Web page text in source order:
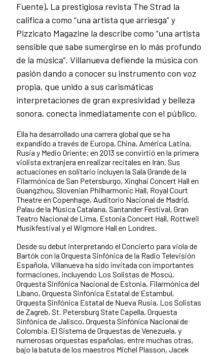
Fuente). La prestigiosa revista The Strad la
califica a como “una artista que arriesga” y
Pizzicato Magazine la describe como “una artista
sensible que sabe sumergirse en lo más profundo
de la música”. Villanueva defiende la música con
pasión dando a conocer su instrumento con voz
propia, que unido a sus carismáticas
interpretaciones de gran expresividad y belleza
sonora, conecta inmediatamente con el público.
Ella ha desarrollado una carrera global que se ha
expandido a través de Europa, China, América Latina,
Rusia y Medio Oriente; en 2013 se convirtió en la primera
violista extranjera en realizar recitales en Irán. Sus
actuaciones en solitario incluyen la Sala Grande de la
Filarmónica de San Petersburgo, Xinghai Concert Hall en
Guangzhou, Slovenian Philharmonic Hall, Royal Court
Theatre en Copenhage, Auditorio Nacional de Madrid,
Palau de la Música Catalana, Santander Festival, Gran
Teatro Nacional de Lima, Estonia Concert Hall, Rottweil
Musikfestival y el Wigmore Hall en Londres.
Desde su debut interpretando el Concierto para viola de
Bartók con la Orquesta Sinfónica de la Radio Televisión
Española, Villanueva ha sido invitada con importantes
formaciones, incluyendo Los Solistas de Moscú,
Orquesta Sinfónica Nacional de Estonia, Filarmónica del
Líbano, Orquesta Sinfónica Estatal de Estambul,
Orquesta Sinfónica Estatal de Nueva Rusia, Los Solistas
de Zagreb, St. Petersburg State Capella, Orquesta
Sinfónica de Jalisco, Orquesta Sinfónica Nacional de
Colombia, El Sistema de Orquestas de Venezuela, y
numerosas orquestas españolas, entre muchas otras,
bajo la batuta de los maestros Michel Plasson, Jacek